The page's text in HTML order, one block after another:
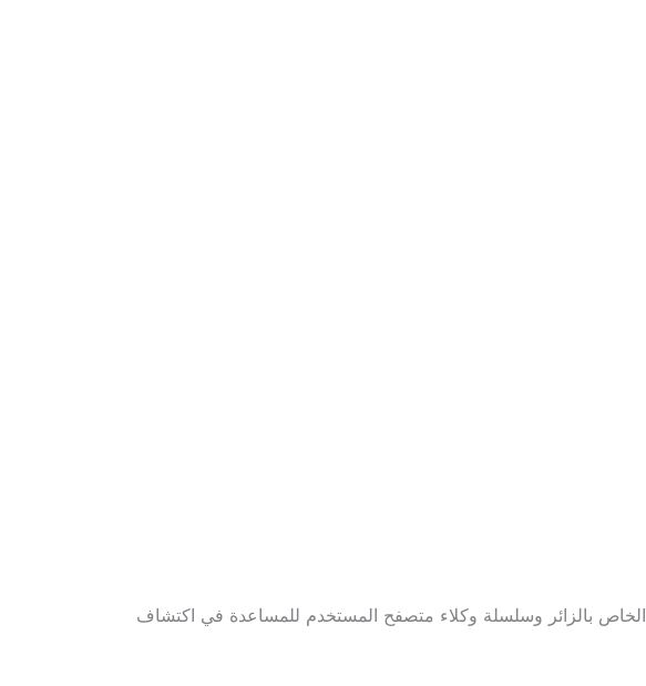
عندما يترك الزائرون تعليقاتهم على الموقع، نجمع البيانات الموضحة في نموذج التعليقات، وكذلك عنوان IP الخاص بالزائر وسلسلة وكلاء متصفح المستخدم للمساعدة في اكتشاف